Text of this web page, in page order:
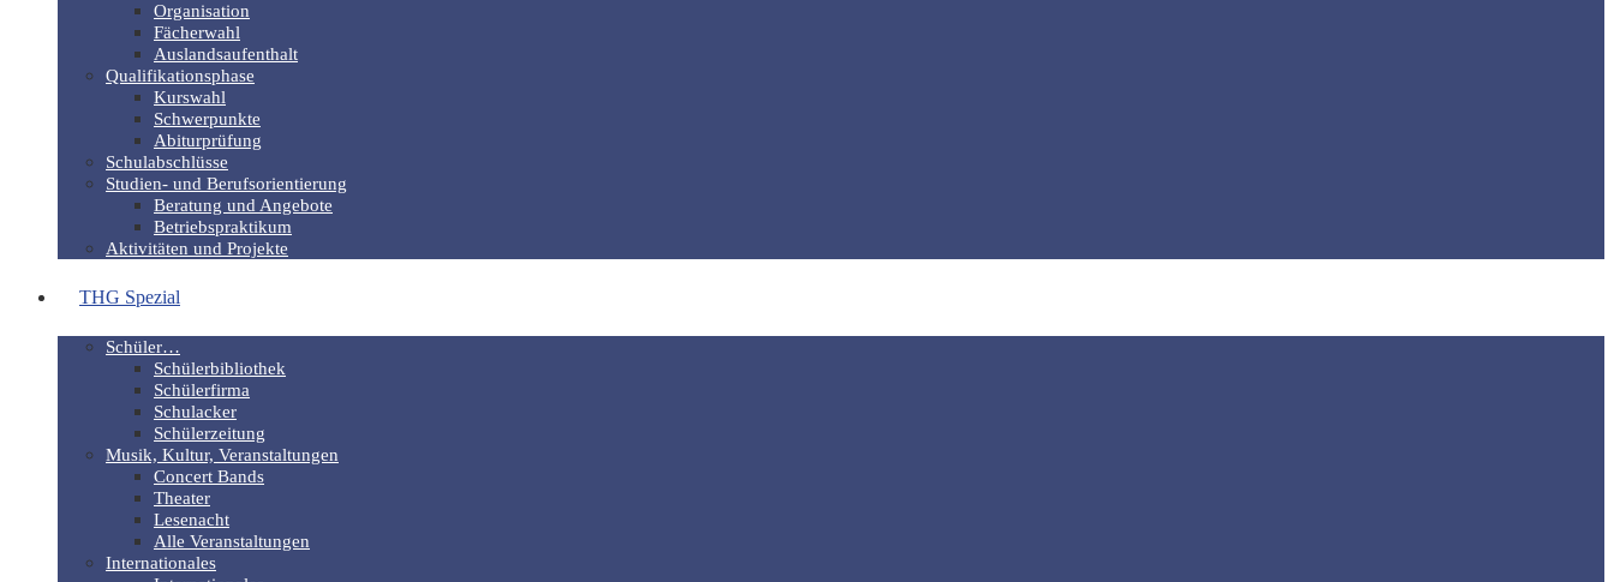
Organisation
Fächerwahl
Auslandsaufenthalt
Qualifikationsphase
Kurswahl
Schwerpunkte
Abiturprüfung
Schulabschlüsse
Studien- und Berufsorientierung
Beratung und Angebote
Betriebspraktikum
Aktivitäten und Projekte
THG Spezial
Schüler…
Schülerbibliothek
Schülerfirma
Schulacker
Schülerzeitung
Musik, Kultur, Veranstaltungen
Concert Bands
Theater
Lesenacht
Alle Veranstaltungen
Internationales